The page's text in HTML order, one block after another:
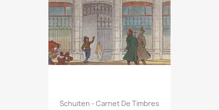
Schuiten - Carnet De Timbres